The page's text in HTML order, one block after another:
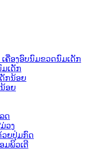
ເຄື່ອງອົບນົມຂວດນົມເດັກ
ເດັກ
ກນ້ອຍ
ອຍ
ດ
ວງ
ຍປຸ່ມກົດ
ມພິວເຕີ